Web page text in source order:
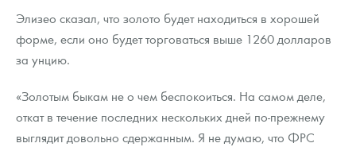
Элизео сказал, что золото будет находиться в хорошей
форме, если оно будет торговаться выше 1260 долларов
за унцию.
«Золотым быкам не о чем беспокоиться. На самом деле,
откат в течение последних нескольких дней по-прежнему
выглядит довольно сдержанным. Я не думаю, что ФРС